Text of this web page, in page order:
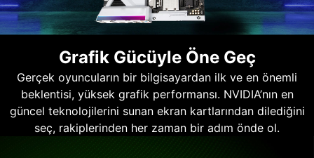
Grafik Gücüyle Öne Geç
Gerçek oyuncuların bir bilgisayardan ilk ve en önemli
beklentisi, yüksek grafik performansı. NVIDIA’nın en
güncel teknolojilerini sunan ekran kartlarından dilediğini
seç, rakiplerinden her zaman bir adım önde ol.